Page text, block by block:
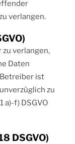
verlangen.
zu verlangen,
Daten
ist
zu
a)-f) DSGVO
DSGVO)